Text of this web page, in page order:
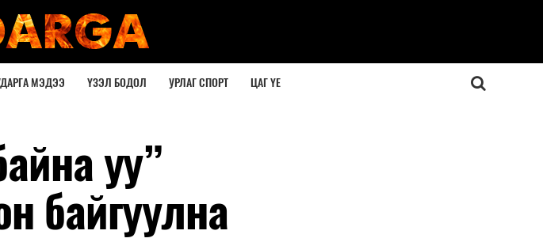
МЭДЭЭ ҮЗЭЛ БОДОЛ УРЛАГ СПОРТ ЦАГ ҮЕ
уу”
байгуулна